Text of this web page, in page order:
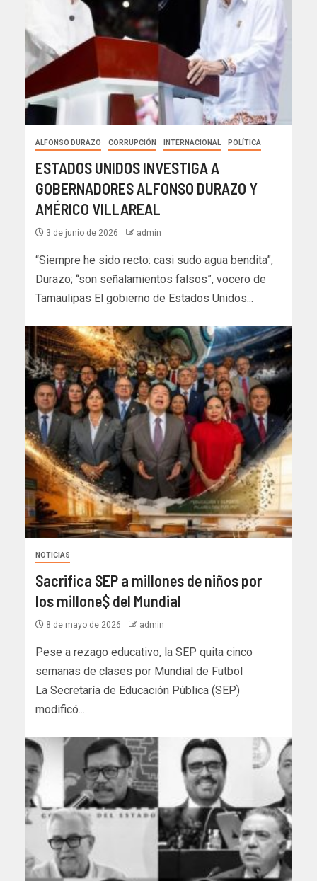
ALFONSO DURAZO CORRUPCIÓN INTERNACIONAL POLÍTICA
ESTADOS UNIDOS INVESTIGA A
GOBERNADORES ALFONSO DURAZO Y
AMÉRICO VILLAREAL
3 de junio de 2026 admin
“Siempre he sido recto: casi sudo agua bendita”,
Durazo; “son señalamientos falsos”, vocero de
Tamaulipas El gobierno de Estados Unidos...
NOTICIAS
Sacrifica SEP a millones de niños por
los millone$ del Mundial
8 de mayo de 2026 admin
Pese a rezago educativo, la SEP quita cinco
semanas de clases por Mundial de Futbol
La Secretaría de Educación Pública (SEP)
modificó...